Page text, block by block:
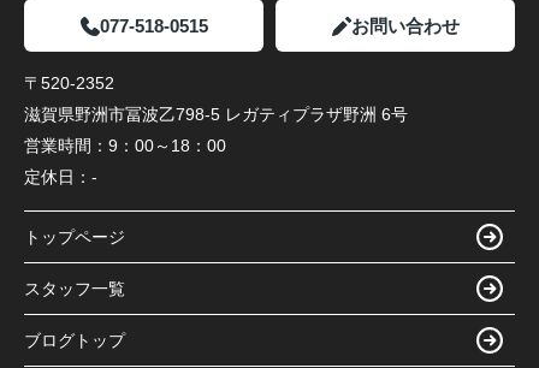
077-518-0515 お問い合わせ
〒520-2352
滋賀県野洲市冨波乙798-5 レガティプラザ野洲 6号
営業時間： 9：00～18：00
定休日： -
トップページ
スタッフ一覧
ブログトップ